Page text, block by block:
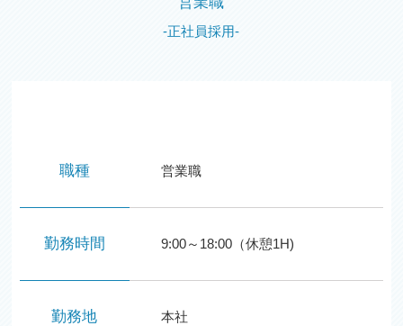
-正社員採用-
職種 営業職
勤務時間 9:00～18:00（休憩1H)
勤務地 本社